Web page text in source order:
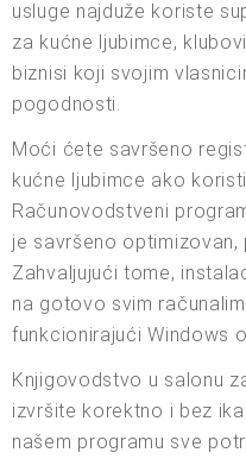
usluge najduže koriste
za kućne ljubimce,
biznisi koji svojim
pogodnosti.
Moći ćete savršeno
kućne ljubimce ako
Računovodstveni
je savršeno optimizovan,
Zahvaljujući tome,
na gotovo svim
funkcionirajući Windows
Knjigovodstvo u salonu
izvršite korektno i bez
našem programu sve